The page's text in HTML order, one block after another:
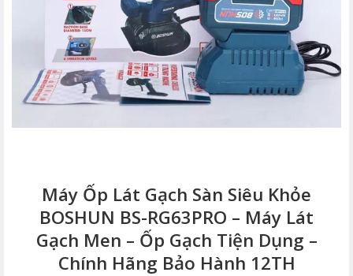
Máy Ốp Lát Gạch Sàn Siêu Khỏe
BOSHUN BS-RG63PRO – Máy Lát
Gạch Men – Ốp Gạch Tiện Dụng –
Chính Hãng Bảo Hành 12TH